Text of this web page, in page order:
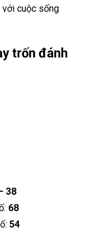
cuộc sống
trốn đánh
38
68
54